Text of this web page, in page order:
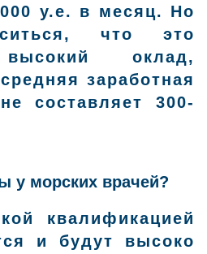
у.е. в месяц. Но
что это
оклад,
заработная
составляет 300-
у морских врачей?
квалификацией
и будут высоко